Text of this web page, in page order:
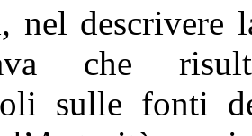
nel descrivere
che
sulle fonti